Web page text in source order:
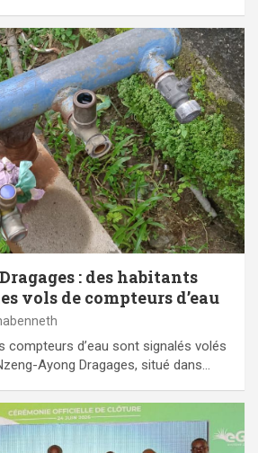
: des habitants
vols de compteurs d’eau
compteurs d’eau sont signalés volés
Ayong Dragages, situé dans…